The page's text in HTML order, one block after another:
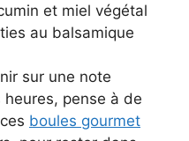
et miel végétal
au balsamique
sur une note
pense à de
boules gourmet